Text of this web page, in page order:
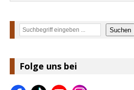
Suchen Suchen
Folge uns bei